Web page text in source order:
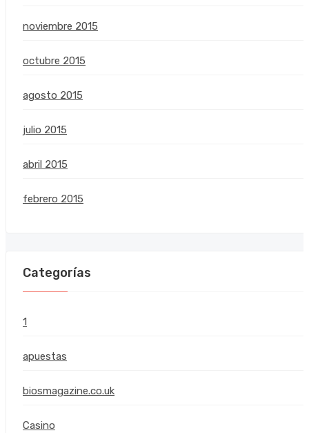
noviembre 2015
octubre 2015
agosto 2015
julio 2015
abril 2015
febrero 2015
Categorías
1
apuestas
biosmagazine.co.uk
Casino